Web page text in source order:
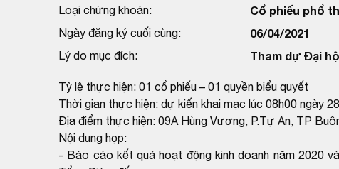
Loại chứng khoán: Cổ phiếu phổ
Ngày đăng ký cuối cùng: 06/04/2021
Lý do mục đích: Tham dự Đại
Tỷ lệ thực hiện: 01 cổ phiếu – 01 quyền biểu quyết
Thời gian thực hiện: dự kiến khai mạc lúc 08h00 ngày
Địa điểm thực hiện: 09A Hùng Vương, P.Tự An, TP
Nội dung họp:
- Báo cáo kết quả hoạt động kinh doanh năm 2020